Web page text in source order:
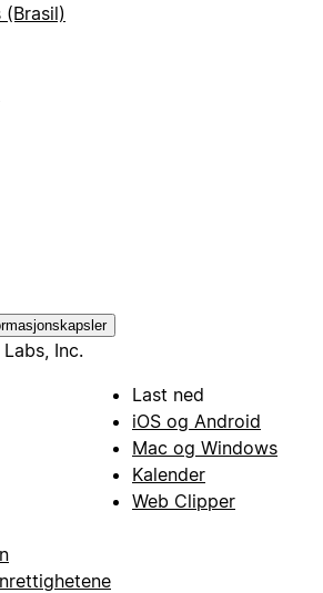
(Brasil)
Inc.
Last ned
iOS og Android
Mac og Windows
Kalender
Web Clipper